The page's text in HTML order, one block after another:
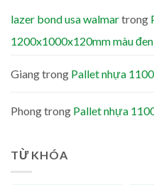
lazer bond usa walmartrong
1200x1000x120mm màu
Giangtrong Pallet nhựa
Phongtrong Pallet nhựa
TỪ KHÓA